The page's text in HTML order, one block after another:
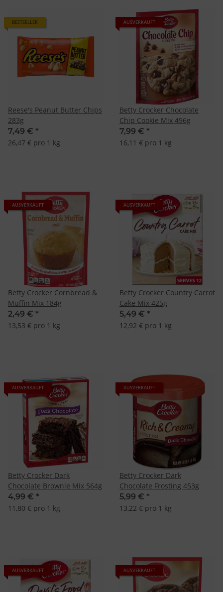
BESTSELLER
Reese's Peanut Butter Chips
283g
7,49 € *
26,47 € pro 1 kg
AUSVERKAUFT
Betty Crocker Chocolate
Chip Cookie Mix 496g
7,99 € *
16,11 € pro 1 kg
AUSVERKAUFT
Betty Crocker Cornbread &
Muffin Mix 184g
2,49 € *
13,53 € pro 1 kg
AUSVERKAUFT
Betty Crocker Country Carrot
Cake Mix 425g
5,49 € *
12,92 € pro 1 kg
AUSVERKAUFT
Betty Crocker Dark
Chocolate Brownie Mix 564g
4,99 € *
11,80 € pro 1 kg
AUSVERKAUFT
Betty Crocker Dark
Chocolate Frosting 453g
5,99 € *
13,22 € pro 1 kg
AUSVERKAUFT AUSVERKAUFT